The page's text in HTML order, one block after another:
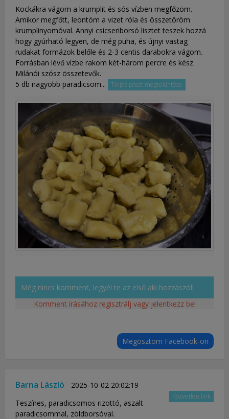
Kockákra vágom a krumplit és sós vízben megfőzöm.
Amikor megfőtt, leöntöm a vizet róla és összetöröm
krumplinyomóval. Annyi csicseriborsó lisztet teszek hozzá
hogy gyúrható legyen, de még puha, és újnyi vastag
rudakat formázok belőle és 2-3 centis darabokra vágom.
Forrásban lévő vízbe rakom két-három percre és kész.
Milánói szósz összetevők.
5 db nagyobb paradicsom...
Teljes poszt megtekintése
Még nincs komment, legyél te az első aki hozzászól!
Komment írásához regisztrálj vagy jelentkezz be!
Megosztom Facebook-on
Barna László 2025-10-02 20:02:19
Közvetlen link
Teszínes, paradicsomos rizottó, aszalt
paradicsommal, zöldborsóval.